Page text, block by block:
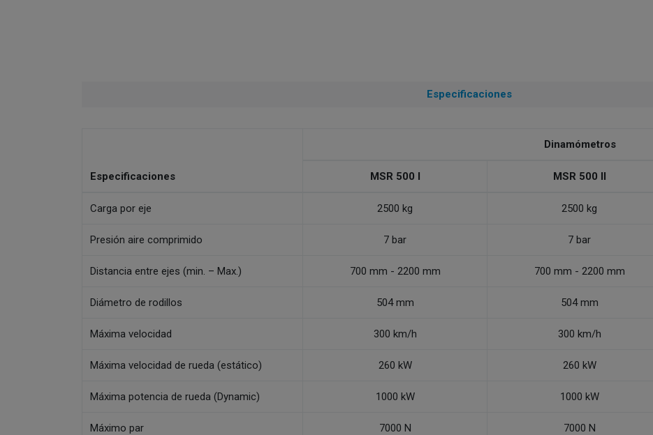
Especificaciones
Especificaciones
Dinamómetros
MSR 500 I MSR 500 II
Carga por eje 2500 kg 2500 kg
Presión aire comprimido 7 bar 7 bar
Distancia entre ejes (min. – Max.) 700 mm - 2200 mm 700 mm - 2200 mm
Diámetro de rodillos 504 mm 504 mm
Máxima velocidad 300 km/h 300 km/h
Máxima velocidad de rueda (estático) 260 kW 260 kW
Máxima potencia de rueda (Dynamic) 1000 kW 1000 kW
Máximo par 7000 N 7000 N